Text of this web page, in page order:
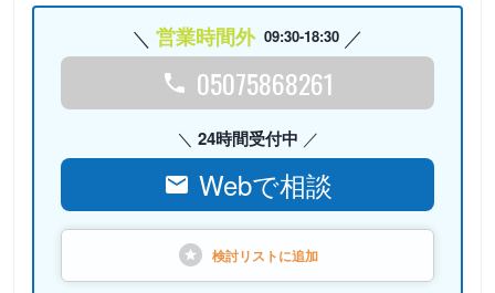
営業時間外 09:30-18:30
05075868261
24時間受付中
Webで相談
検討リストに追加